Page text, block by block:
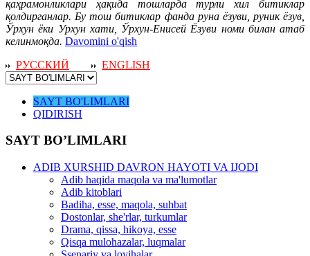
қаҳрамонликлари ҳақида тошларда турли хил битиклар
қолдирганлар. Бу тош битиклар фанда руна ёзуви, руник ёзув,
Ўрхун ёки Урхун хати, Ўрхун-Енисей Ёзуви номи билан атаб
келинмоқда. Davomini o'qish
РУССКИЙ
ENGLISH
SAYT BO'LIMLARI
QIDIRISH
SAYT BO’LIMLARI
ADIB XURSHID DAVRON HAYOTI VA IJODI
Adib haqida maqola va ma'lumotlar
Adib kitoblari
Badiha, esse, maqola, suhbat
Dostonlar, she'rlar, turkumlar
Drama, qissa, hikoya, esse
Qisqa mulohazalar, luqmalar